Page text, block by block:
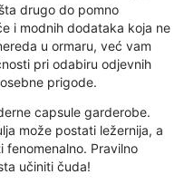
drugo do pomno
i modnih dodataka koja ne
u ormaru, već vam
pri odabiru odjevnih
prigode.
capsule garderobe.
može postati ležernija, a
Pravilno
učiniti čuda!